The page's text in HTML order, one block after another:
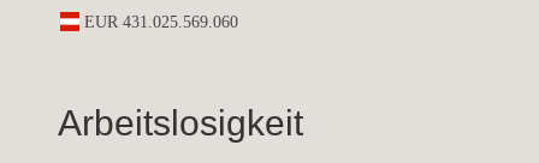
Arbeitslosigkeit